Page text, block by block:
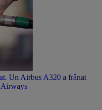
Un Airbus A320 a frânat
Airways